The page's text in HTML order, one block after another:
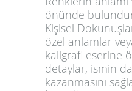
önünde
Kişisel
özel anlamlar
kaligrafi eserine
detaylar, ismin
kazanmasını